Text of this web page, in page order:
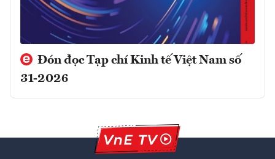
Đón đọc Tạp chí Kinh tế Việt Nam số
31-2026